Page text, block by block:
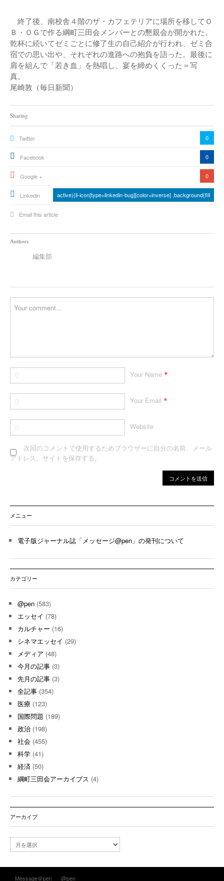
終了後、南校舎４階のザ・カフェテリアに場所を移してＯ
Ｂ・ＯＧで作る綱町三田会メンバーとの懇親会が開かれた。
乾杯に続いてゼミごとに修了生の自己紹介が行われ、ゼミ合
宿での思い出や、それぞれの進路への抱負を語った。最後に
肩を組んで「若き血」を熱唱し、宴を締めくくった＝写
真。
尾崎敦（毎日新聞）
Sharing
Twitter 0
Facebook 0
Google + 0
Linkedin active){li-icon[type=linkedin-bug][color=inverse] .background{fill
Email this article
Authors
編集部
Your Name *
Your Email *
Website
次回のコメントで使用するためブラウザーに自分の名前、メール
アドレス、サイトを保存する。
メニュー
電子版ジャーナル誌「メッセージ@pen」の発刊について
カテゴリー
@pen (583)
エッセイ (78)
カルチャー (16)
シネマエッセイ (29)
メディア (48)
今月の記事 (3)
先月の記事 (3)
全記事 (354)
医療 (123)
国際問題 (189)
政治 (198)
社会 (455)
科学 (41)
経済 (50)
綱町三田会アーカイブス (4)
アーカイブ
ー
Message＠pen @pen